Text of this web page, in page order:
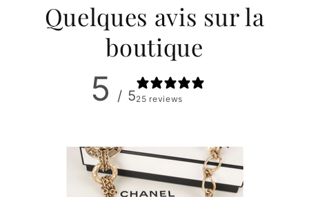
Quelques avis sur la
boutique
5 / 525 reviews